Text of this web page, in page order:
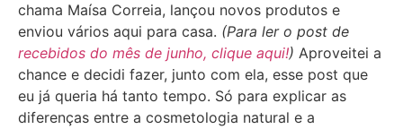
chama Maísa Correia, lançou novos produtos e
enviou vários aqui para casa. (Para ler o post de
recebidos do mês de junho, clique aqui!) Aproveitei a
chance e decidi fazer, junto com ela, esse post que
eu já queria há tanto tempo. Só para explicar as
diferenças entre a cosmetologia natural e a